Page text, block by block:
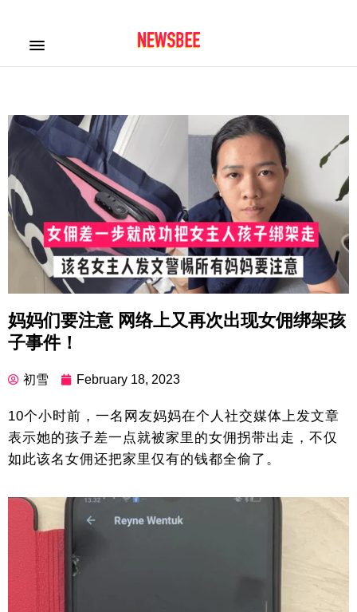
妈妈们要注意 网络上又再次出现女佣绑架孩
子事件！
初雪 February 18, 2023
10个小时前，一名网友妈妈在个人社交媒体上发文章
表示她的孩子差一点就被家里的女佣拐带出走，不仅
如此该名女佣还把家里仅有的钱都全偷了。